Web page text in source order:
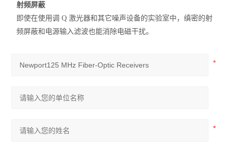
射频屏蔽
即使在使用调 Q 激光器和其它噪声设备的实验室中，缜密的射
频屏蔽和电源输入滤波也能消除电磁干扰。